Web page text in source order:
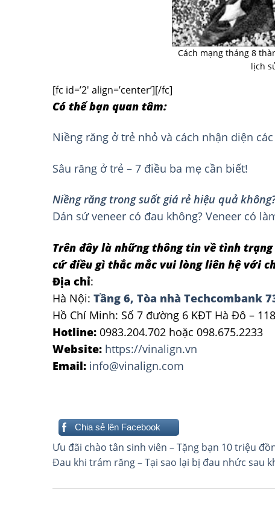
Cách mạng tháng 8
lịch
[fc id=’2′ align=’center’][/fc]
Có thể bạn quan tâm:
Niềng răng ở trẻ nhỏ và cách nhận diện
Sâu răng ở trẻ – 7 điều ba mẹ cần biết!
Niềng răng trong suốt giá rẻ hiệu quả
Dán sứ veneer có đau không? Veneer có
Trên đây là những thông tin về tình
cứ điều gì thắc mắc vui lòng liên hệ với
Địa chỉ:
Hà Nội: Tầng 6, Tòa nhà Techcombank
Hồ Chí Minh: Số 7 đường 6 KĐT Hà Đô –
Hotline: 0983.204.702 hoặc 098.675.2233
Website: https://vinalign.vn
Email: info@vinalign.com
Chia sẻ lên Facebook
Điều
hướng
bài
Ưu đãi chào tân sinh viên – Tặng bạn 10 triệu
Đau khi trám răng – Tại sao lại bị đau nhức sau